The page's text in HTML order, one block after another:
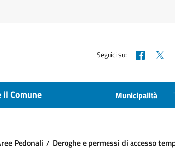
Seguici su:
il Comune Municipalità
Pedonali
Deroghe e permessi di accesso